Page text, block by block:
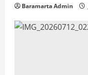
Baramarta Admin